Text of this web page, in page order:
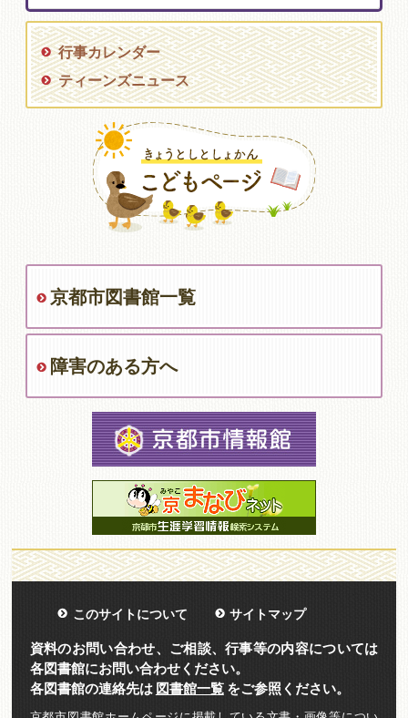
行事カレンダー
ティーンズニュース
京都市図書館一覧
障害のある方へ
このサイトについて サイトマップ
資料のお問い合わせ、ご相談、行事等の内容については
各図書館にお問い合わせください。
各図書館の連絡先は 図書館一覧をご参照ください。